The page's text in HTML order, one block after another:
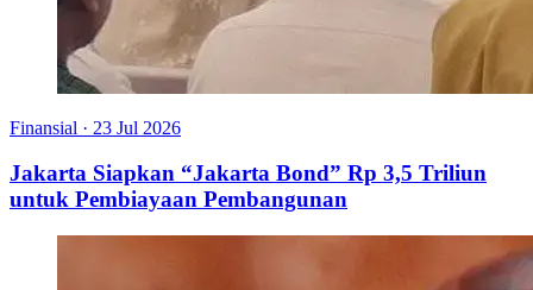
Finansial · 23 Jul 2026
Jakarta Siapkan “Jakarta Bond” Rp 3,5 Triliun
untuk Pembiayaan Pembangunan